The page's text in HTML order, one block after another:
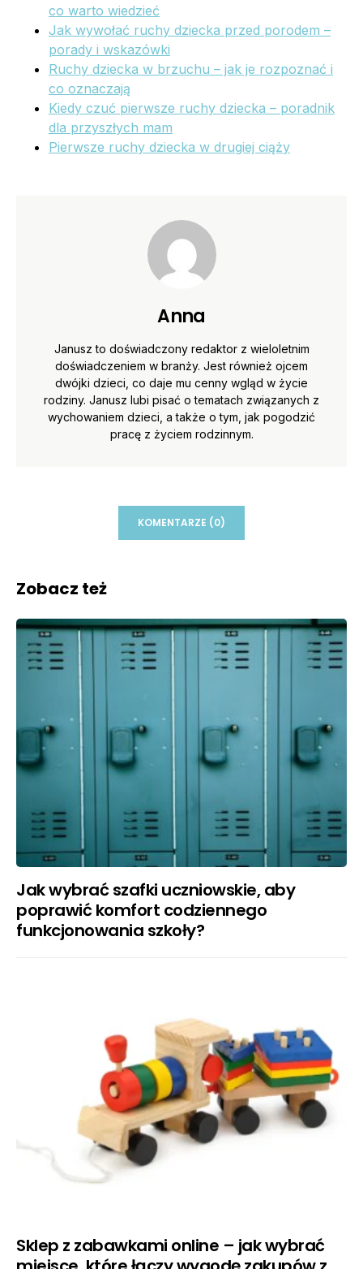
co warto wiedzieć
Jak wywołać ruchy dziecka przed porodem –
porady i wskazówki
Ruchy dziecka w brzuchu – jak je rozpoznać i
co oznaczają
Kiedy czuć pierwsze ruchy dziecka – poradnik
dla przyszłych mam
Pierwsze ruchy dziecka w drugiej ciąży
Anna
Janusz to doświadczony redaktor z wieloletnim
doświadczeniem w branży. Jest również ojcem
dwójki dzieci, co daje mu cenny wgląd w życie
rodziny. Janusz lubi pisać o tematach związanych z
wychowaniem dzieci, a także o tym, jak pogodzić
pracę z życiem rodzinnym.
KOMENTARZE (0)
Zobacz też
Jak wybrać szafki uczniowskie, aby
poprawić komfort codziennego
funkcjonowania szkoły?
Sklep z zabawkami online – jak wybrać